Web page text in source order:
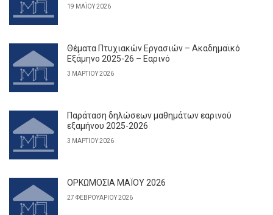
19 ΜΑΪ́ΟΥ 2026
Θέματα Πτυχιακών Εργασιών – Ακαδημαϊκό
Εξάμηνο 2025-26 – Εαρινό
3 ΜΑΡΤΊΟΥ 2026
Παράταση δηλώσεων μαθημάτων εαρινού
εξαμήνου 2025-2026
3 ΜΑΡΤΊΟΥ 2026
ΟΡΚΩΜΟΣΙΑ ΜΑΪΟΥ 2026
27 ΦΕΒΡΟΥΑΡΊΟΥ 2026